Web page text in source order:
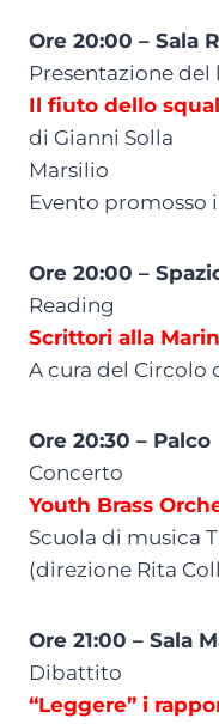
Ore 20:00 – Sala
Presentazione del
Il fiuto dello
di Gianni Solla
Marsilio
Evento promosso
Ore 20:00 –
Reading
Scrittori alla
A cura del Circolo
Ore 20:30 – Palco
Concerto
Youth Brass
Scuola di musica
(direzione Rita
Ore 21:00 – Sala
Dibattito
“Leggere” i